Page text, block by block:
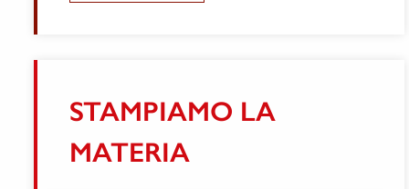
STAMPIAMO LA
MATERIA